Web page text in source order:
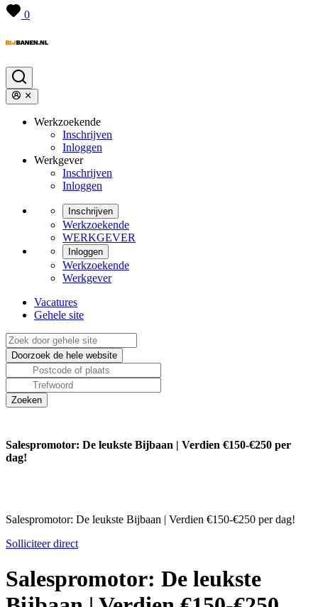
0
Werkzoekende
Inschrijven
Inloggen
Werkgever
Inschrijven
Inloggen
Inschrijven
Werkzoekende
WERKGEVER
Inloggen
Werkzoekende
Werkgever
Vacatures
Gehele site
Salespromotor: De leukste Bijbaan | Verdien €150-€250 per
dag!
Salespromotor: De leukste Bijbaan | Verdien €150-€250 per dag!
Solliciteer direct
Salespromotor: De leukste